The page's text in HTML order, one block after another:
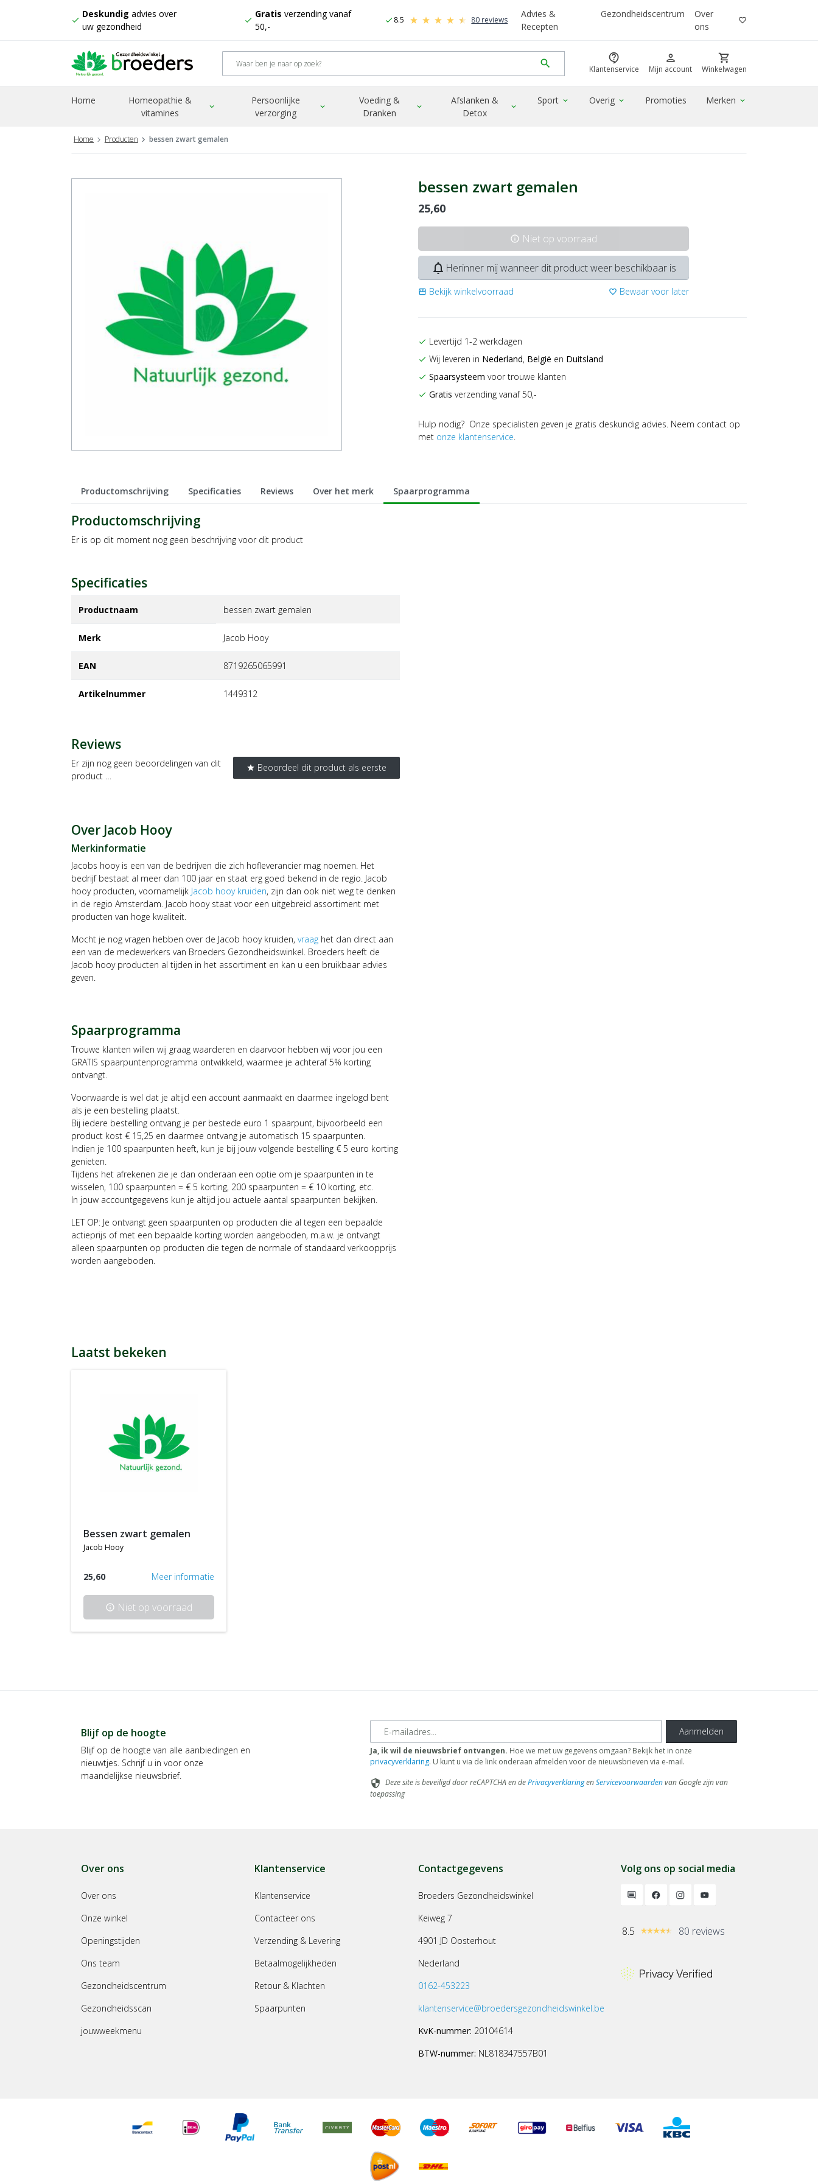
check
Deskundig advies over
uw gezondheid
check
Gratis verzending vanaf
50,-
check 8.5 80 reviews
Advies &
Recepten
Gezondheidscentrum
Over
ons
favorite_border
search contact_support
Klantenservice
person
Mijn account
shopping_cart
Winkelwagen
Home
Homeopathie &
vitamines
expand_more
Persoonlijke
verzorging
expand_more
Voeding &
Dranken
expand_more
Afslanken &
Detox
expand_more
Sport expand_more Overig expand_more Promoties Merken expand_more
Home Producten bessen zwart gemalen
bessen zwart gemalen
25,60
info Niet op voorraad
notifications_none Herinner mij wanneer dit product weer beschikbaar is
storefront Bekijk winkelvoorraad favorite_border Bewaar voor later
check Levertijd 1-2 werkdagen
check Wij leveren in Nederland, België en Duitsland
check Spaarsysteem voor trouwe klanten
check Gratis verzending vanaf 50,-
Hulp nodig? Onze specialisten geven je gratis deskundig advies. Neem contact op
met onze klantenservice.
Productomschrijving Specificaties Reviews Over het merk Spaarprogramma
Productomschrijving
Er is op dit moment nog geen beschrijving voor dit product
Specificaties
Productnaam bessen zwart gemalen
Merk jacob hooy
EAN 8719265065991
Artikelnummer 1449312
Reviews
star Beoordeel dit product als eerste
Er zijn nog geen beoordelingen van dit
product …
Over Jacob Hooy
Merkinformatie
Jacobs hooy is een van de bedrijven die zich hofleverancier mag noemen. Het
bedrijf bestaat al meer dan 100 jaar en staat erg goed bekend in de regio. Jacob
hooy producten, voornamelijk Jacob hooy kruiden, zijn dan ook niet weg te denken
in de regio Amsterdam. Jacob hooy staat voor een uitgebreid assortiment met
producten van hoge kwaliteit.
Mocht je nog vragen hebben over de Jacob hooy kruiden, vraag het dan direct aan
een van de medewerkers van Broeders Gezondheidswinkel. Broeders heeft de
Jacob hooy producten al tijden in het assortiment en kan u een bruikbaar advies
geven.
Spaarprogramma
Trouwe klanten willen wij graag waarderen en daarvoor hebben wij voor jou een
GRATIS spaarpuntenprogramma ontwikkeld, waarmee je achteraf 5% korting
ontvangt.
Voorwaarde is wel dat je altijd een account aanmaakt en daarmee ingelogd bent
als je een bestelling plaatst.
Bij iedere bestelling ontvang je per bestede euro 1 spaarpunt, bijvoorbeeld een
product kost € 15,25 en daarmee ontvang je automatisch 15 spaarpunten.
Indien je 100 spaarpunten heeft, kun je bij jouw volgende bestelling € 5 euro korting
genieten.
Tijdens het afrekenen zie je dan onderaan een optie om je spaarpunten in te
wisselen, 100 spaarpunten = € 5 korting, 200 spaarpunten = € 10 korting, etc.
In jouw accountgegevens kun je altijd jou actuele aantal spaarpunten bekijken.
LET OP: Je ontvangt geen spaarpunten op producten die al tegen een bepaalde
actieprijs of met een bepaalde korting worden aangeboden, m.a.w. je ontvangt
alleen spaarpunten op producten die tegen de normale of standaard verkoopprijs
worden aangeboden.
Laatst bekeken
bessen zwart gemalen
jacob hooy
25,60 Meer informatie
info Niet op voorraad
Blijf op de hoogte
Blijf op de hoogte van alle aanbiedingen en
nieuwtjes. Schrijf u in voor onze
maandelijkse nieuwsbrief.
E-mailadres Aanmelden
Ja, ik wil de nieuwsbrief ontvangen. Hoe we met uw gegevens omgaan? Bekijk het in onze
privacyverklaring. U kunt u via de link onderaan afmelden voor de nieuwsbrieven via e-mail.
security Deze site is beveiligd door reCAPTCHA en dePrivacyverklaringenServicevoorwaardenvan Google zijn van
toepassing
Over ons
Over ons
Onze winkel
Openingstijden
Ons team
Gezondheidscentrum
Gezondheidsscan
jouwweekmenu
Klantenservice
Klantenservice
Contacteer ons
Verzending & Levering
Betaalmogelijkheden
Retour & Klachten
Spaarpunten
Contactgegevens
Broeders Gezondheidswinkel
Keiweg 7
4901 JD Oosterhout
Nederland
0162-453223
klantenservice@broedersgezondheidswinkel.be
KvK-nummer: 20104614
BTW-nummer: NL818347557B01
Volg ons op social media
8.5 80 reviews